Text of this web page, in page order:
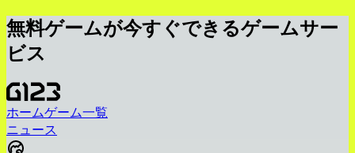
無料ゲームが今すぐできるゲームサー
ビス
ホームゲーム一覧
ニュース